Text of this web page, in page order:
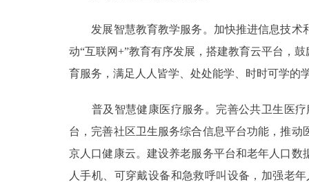
发展智慧教育教学服务。加快推进信息技术
动“互联网+”教育有序发展，搭建教育云平台，
育服务，满足人人皆学、处处能学、时时可学的
普及智慧健康医疗服务。完善公共卫生医疗
台，完善社区卫生服务综合信息平台功能，推
京人口健康云。建设养老服务平台和老年人口
人手机、可穿戴设备和急救呼叫设备，加强老